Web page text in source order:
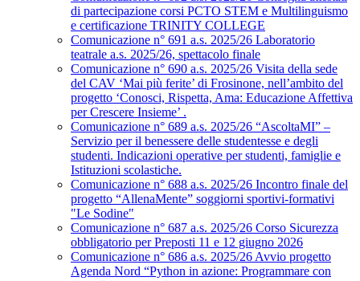
di partecipazione corsi PCTO STEM e Multilinguismo
e certificazione TRINITY COLLEGE
Comunicazione n° 691 a.s. 2025/26 Laboratorio
teatrale a.s. 2025/26, spettacolo finale
Comunicazione n° 690 a.s. 2025/26 Visita della sede
del CAV ‘Mai più ferite’ di Frosinone, nell’ambito del
progetto ‘Conosci, Rispetta, Ama: Educazione Affettiva
per Crescere Insieme’ .
Comunicazione n° 689 a.s. 2025/26 “AscoltaMI” –
Servizio per il benessere delle studentesse e degli
studenti. Indicazioni operative per studenti, famiglie e
Istituzioni scolastiche.
Comunicazione n° 688 a.s. 2025/26 Incontro finale del
progetto “AllenaMente” soggiorni sportivi‑formativi
"Le Sodine"
Comunicazione n° 687 a.s. 2025/26 Corso Sicurezza
obbligatorio per Preposti 11 e 12 giugno 2026
Comunicazione n° 686 a.s. 2025/26 Avvio progetto
Agenda Nord “Python in azione: Programmare con